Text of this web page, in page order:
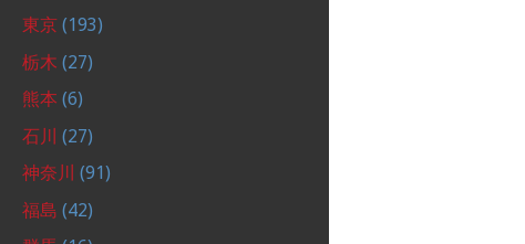
東京 (193)
栃木 (27)
熊本 (6)
石川 (27)
神奈川 (91)
福島 (42)